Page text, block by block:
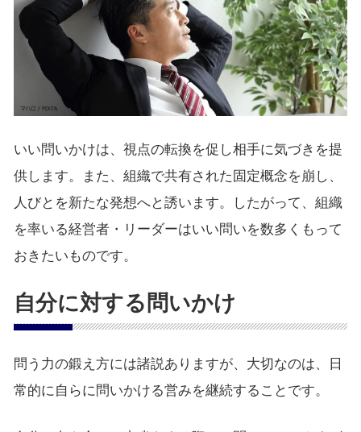
いい問いかけは、視点の転換を促し相手に気づきを提
供します。また、組織で共有された固定概念を崩し、
人びとを新たな発想へと誘います。したがって、組織
を率いる経営者・リーダーはいい問いを数多くもって
おきたいものです。
自分に対する問いかけ
問う力の鍛え方には諸説ありますが、大切なのは、日
常的に自らに問いかける営みを継続することです。